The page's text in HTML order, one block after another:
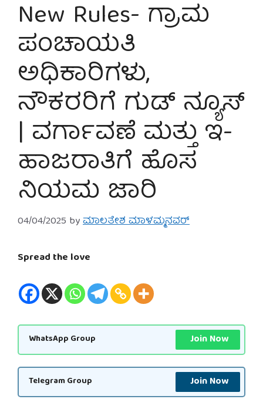
New Rules- ಗ್ರಾಮ
ಪಂಚಾಯತಿ
ಅಧಿಕಾರಿಗಳು,
ನೌಕರರಿಗೆ ಗುಡ್ ನ್ಯೂಸ್
| ವರ್ಗಾವಣೆ ಮತ್ತು ಇ-
ಹಾಜರಾತಿಗೆ ಹೊಸ
ನಿಯಮ ಜಾರಿ
04/04/2025 byಮಾಲತೇಶ ಮಾಳಮ್ಮನವರ್
Spread the love
WhatsApp Group Join Now
Telegram Group Join Now